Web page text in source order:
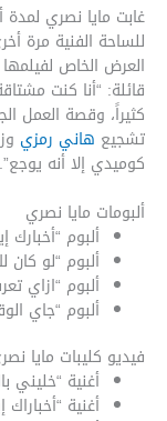
غابت مايا نصري
العرض الخاص
قائلة: “أنا كنت
كثيراً، وقصة العمل
تشجيع هاني رمزي
كوميدي إلا أنه يوجع”.
ألبومات مايا نصري
ألبوم “أخبارك
ألبوم “لو كان لك
ألبوم “ازاي
ألبوم “جاي
فيديو كليبات مايا
أغنية “خليني
أغنية “أخباراك